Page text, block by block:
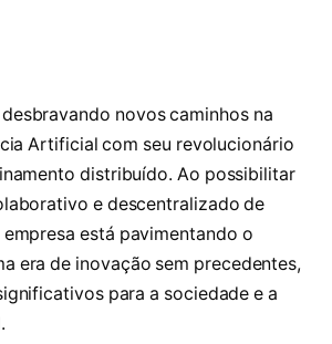
novos caminhos na
Artificial com seu revolucionário
distribuído. Ao possibilitar
e descentralizado de
empresa está pavimentando o
era de inovação sem precedentes,
para a sociedade e a